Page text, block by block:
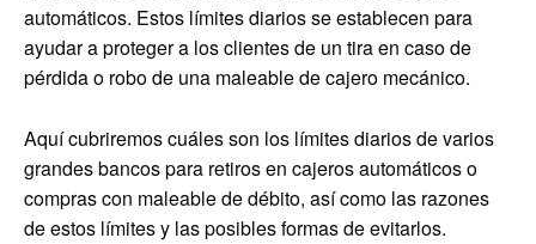
automáticos. Estos límites diarios se establecen para
ayudar a proteger a los clientes de un tira en caso de
pérdida o robo de una maleable de cajero mecánico.
Aquí cubriremos cuáles son los límites diarios de varios
grandes bancos para retiros en cajeros automáticos o
compras con maleable de débito, así como las razones
de estos límites y las posibles formas de evitarlos.